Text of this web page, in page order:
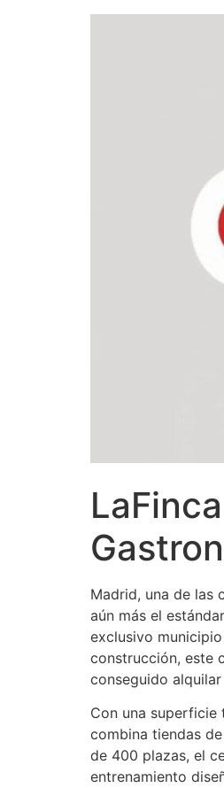
Madrid, una de las
aún más el
exclusivo
construcción, este
conseguido
Con una superficie
combina tiendas
de 400 plazas, el
entrenamiento